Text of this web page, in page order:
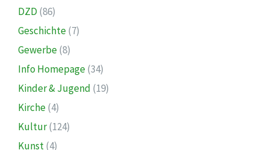
DZD (86)
Geschichte(7)
Gewerbe(8)
Info Homepage(34)
Kinder & Jugend (19)
Kirche(4)
Kultur(124)
Kunst(4)